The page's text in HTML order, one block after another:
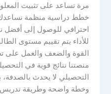
مرة تساعد على تثبيت
خطط دراسية منظمة
احترافي للوصول إلى أفضل
للأداء يتم تقييم مستوى
القوة والضعف والعمل على
منصتنا نتائج قوية في
التحصيلي لا يحدث
وخطة واضحة وطريقة تدريس